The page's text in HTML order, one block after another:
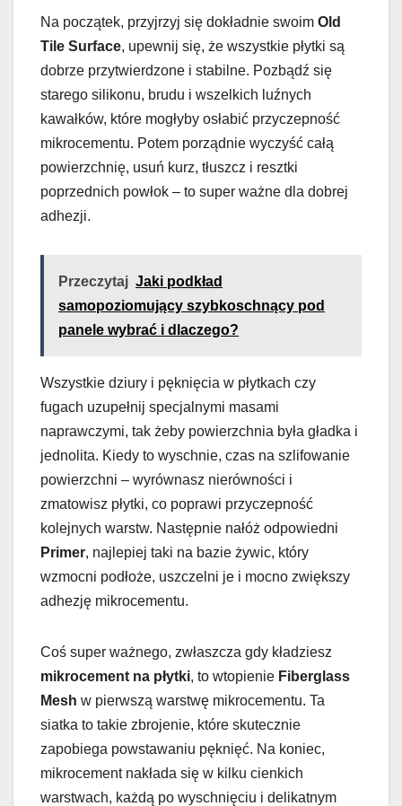
Na początek, przyjrzyj się dokładnie swoim Old
Tile Surface, upewnij się, że wszystkie płytki są
dobrze przytwierdzone i stabilne. Pozbądź się
starego silikonu, brudu i wszelkich luźnych
kawałków, które mogłyby osłabić przyczepność
mikrocementu. Potem porządnie wyczyść całą
powierzchnię, usuń kurz, tłuszcz i resztki
poprzednich powłok – to super ważne dla dobrej
adhezji.
Przeczytaj Jaki podkład
samopoziomujący szybkoschnący pod
panele wybrać i dlaczego?
Wszystkie dziury i pęknięcia w płytkach czy
fugach uzupełnij specjalnymi masami
naprawczymi, tak żeby powierzchnia była gładka i
jednolita. Kiedy to wyschnie, czas na szlifowanie
powierzchni – wyrównasz nierówności i
zmatowisz płytki, co poprawi przyczepność
kolejnych warstw. Następnie nałóż odpowiedni
Primer, najlepiej taki na bazie żywic, który
wzmocni podłoże, uszczelni je i mocno zwiększy
adhezję mikrocementu.
Coś super ważnego, zwłaszcza gdy kładziesz
mikrocement na płytki, to wtopienie Fiberglass
Mesh w pierwszą warstwę mikrocementu. Ta
siatka to takie zbrojenie, które skutecznie
zapobiega powstawaniu pęknięć. Na koniec,
mikrocement nakłada się w kilku cienkich
warstwach, każdą po wyschnięciu i delikatnym